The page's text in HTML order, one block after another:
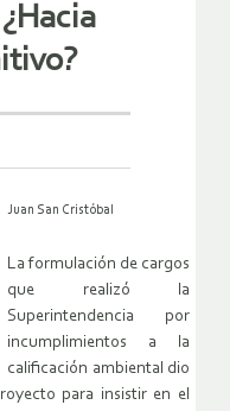
Juan San Cristóbal
La formulación de cargos
que realizó la
Superintendencia por
incumplimientos a la
calificación ambiental dio
para insistir en el